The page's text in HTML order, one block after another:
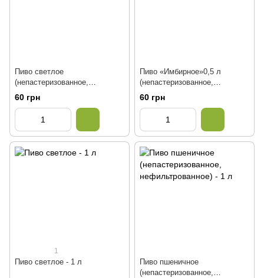
Пиво светлое
(непастеризованное,
нефильтрованное)
60 грн
Пиво «Имбирное»0,5 л
(непастеризованное,
нефильтрованное)
60 грн
1
Пиво светлое - 1 л
Пиво пшеничное
(непастеризованное,